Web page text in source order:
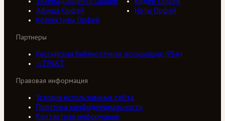
Афиша Орфей
Ноты Орфей
Коллективы Орфей
Партнеры
Российская библиотечная ассоциация (РБА)
///ТРАКТ
Правовая информация
Условия использования сайта
Политика конфиденциальности
Контактная информация